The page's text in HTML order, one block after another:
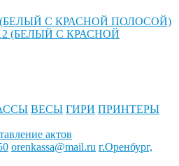
(БЕЛЫЙ С КРАСНОЙ ПОЛОСОЙ)
ВЕСЫ ГИРИ ПРИНТЕРЫ
актов
orenkassa@mail.ru г.Оренбург,